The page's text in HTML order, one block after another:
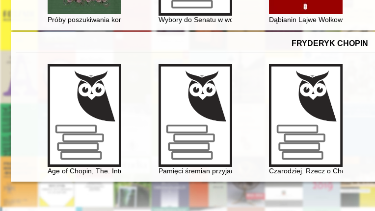
Próby poszukiwania kontaktów luterańsko-prawosławnych w XVI wieku
Wybory do Senatu w województwie katowickim w 1989 r
Dąbianin Lajwe Wołkowicz i jego
FRYDERYK CHOPIN
Age of Chopin, The. Interdisciplinary inquiriesPamięci śremian przyjaciół Fryderyka Chopina oraz miłośników jego
Czarodziej. Rzecz o Chopinie